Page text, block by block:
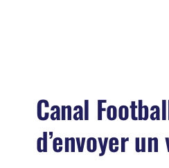
Canal
d’envoyer